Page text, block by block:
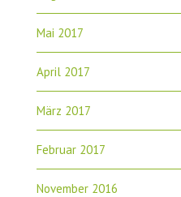
Mai 2017
April 2017
März 2017
Februar 2017
November 2016